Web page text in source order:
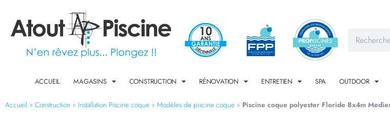
ACCUEIL MAGASINS CONSTRUCTION RÉNOVATION ENTRETIEN SPA OUTDOOR
Accueil » Construction » Installation Piscine coque » Modèles de piscine coque » Piscine coque polyester Floride 8x4m